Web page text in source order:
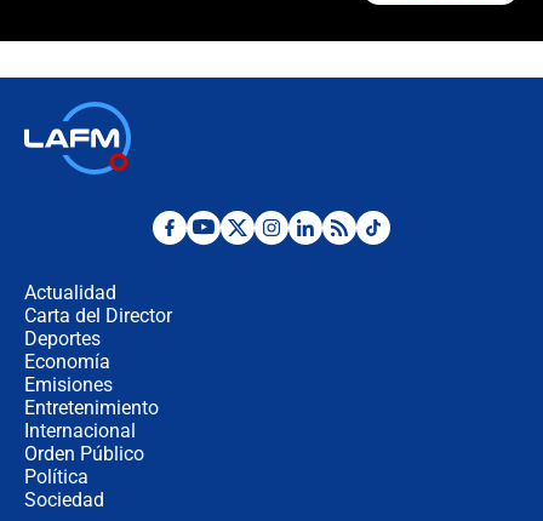
crece el pulso por la elección del
¿Por qué De la Espriella gobernará
Actualidad
Carta del Director
Deportes
Economía
Emisiones
Entretenimiento
Internacional
Orden Público
Política
Sociedad